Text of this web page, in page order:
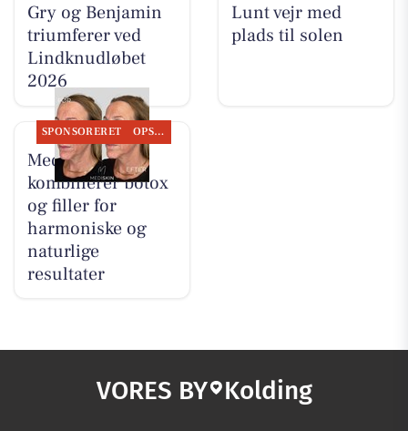
Gry og Benjamin
triumferer ved
Lindknudløbet
2026
Lunt vejr med
plads til solen
SPONSORERET OPSLAGSTAVLEN
MediSkin
kombinerer botox
og filler for
harmoniske og
naturlige
resultater
VORES BY Kolding